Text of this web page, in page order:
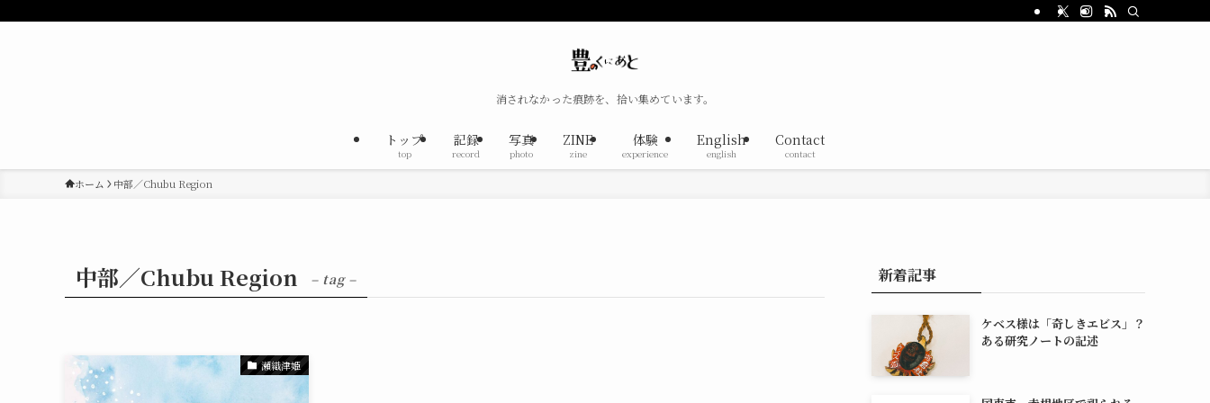
消されなかった痕跡を、拾い集めています。
トップ
top
記録
record
写真
photo
ZINE
zine
体験
experience
English
english
Contact
contact
ホーム 中部／Chubu Region
中部／Chubu Region – tag –
瀬織津姫
新着記事
ケベス様は「奇しきエビス」？
ある研究ノートの記述